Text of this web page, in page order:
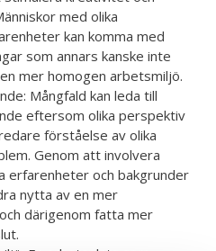
med olika
kan komma med
som annars kanske inte
mer homogen arbetsmiljö.
Mångfald kan leda till
eftersom olika perspektiv
förståelse av olika
Genom att involvera
erfarenheter och bakgrunder
nytta av en mer
därigenom fatta mer